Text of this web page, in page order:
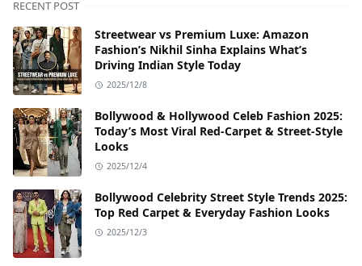
RECENT POST
Streetwear vs Premium Luxe: Amazon
Fashion’s Nikhil Sinha Explains What’s
Driving Indian Style Today
2025/12/8
Bollywood & Hollywood Celeb Fashion 2025:
Today’s Most Viral Red-Carpet & Street-Style
Looks
2025/12/4
Bollywood Celebrity Street Style Trends 2025:
Top Red Carpet & Everyday Fashion Looks
2025/12/3